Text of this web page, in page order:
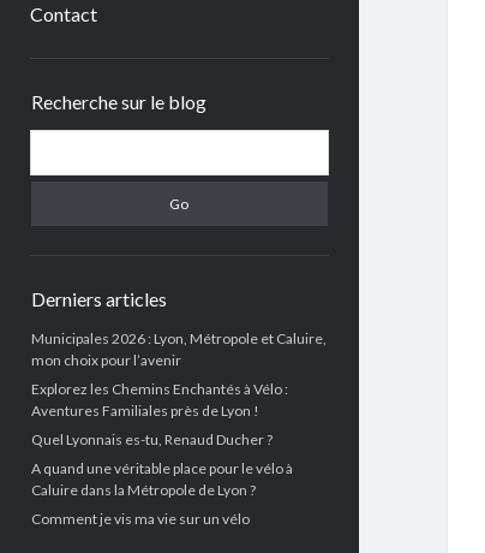
Contact
Recherche sur le blog
Derniers articles
Municipales 2026 : Lyon, Métropole et Caluire,
mon choix pour l’avenir
Explorez les Chemins Enchantés à Vélo :
Aventures Familiales près de Lyon !
Quel Lyonnais es-tu, Renaud Ducher ?
A quand une véritable place pour le vélo à
Caluire dans la Métropole de Lyon ?
Comment je vis ma vie sur un vélo